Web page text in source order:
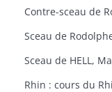
Contre-sceau de
Sceau de
Sceau de HELL,
Rhin : cours du